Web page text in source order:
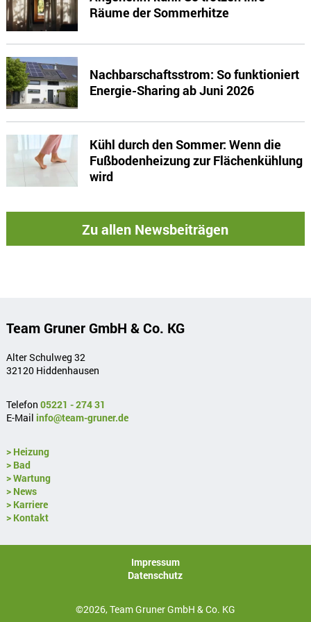
Räume der Sommerhitze
Nachbarschaftsstrom: So funktioniert
Energie-Sharing ab Juni 2026
Kühl durch den Sommer: Wenn die
Fußbodenheizung zur Flächenkühlung
wird
Zu allen Newsbeiträgen
Team Gruner GmbH & Co. KG
Alter Schulweg 32
32120 Hiddenhausen
Telefon 05221 - 274 31
E-Mail info@team-gruner.de
> Heizung
> Bad
> Wartung
> News
> Karriere
> Kontakt
Impressum
Datenschutz
©2026, Team Gruner GmbH & Co. KG